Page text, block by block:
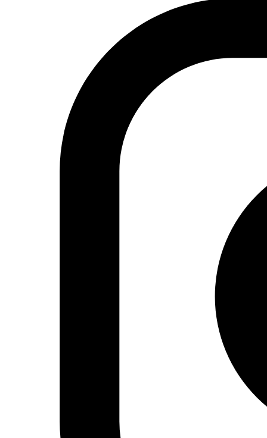
miembros del grupo son de la ciudad de Lod, que hoy se
encuentra dentro del Estado de Israel, siendo sus
habitantes conocidos como “palestinos del 48”, o como
Israel les denomina “árabes israelíes”. Las letras del
grupo, tienen los elementos clásicos del rap, como hablar
de problemas que vive la juventud marginalizada como la
represión israelí y la discriminación sistemática que viven.
La voz que se escucha en las dos canciones de la serie
es da la última incorporación del grupo, la rapera Maysa
Luka – “Hashrab Hashish” (fumaré hachís)
egipcia Luca, causó una gran polémica en el país. No solo
el título, sino por tocar temas sociales tabú sobre la
mujer egipcia, como las restricciones hacia ellas por el
machismo. Sin instar directamente al consumo de
hachís, sí incita a una rebelión contra las costumbres
Tima
Shomali, la directora jordana estrella del momento